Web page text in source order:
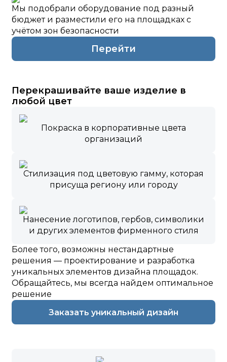
Мы подобрали оборудование под разный
бюджет и разместили его на площадках с
учётом зон безопасности
Перейти
Перекрашивайте ваше изделие в
любой цвет
Покраска в корпоративные цвета
организаций
Стилизация под цветовую гамму, которая
присуща региону или городу
Нанесение логотипов, гербов, символики
и других элементов фирменного стиля
Более того, возможны нестандартные
решения — проектирование и разработка
уникальных элементов дизайна площадок.
Обращайтесь, мы всегда найдем оптимальное
решение
Заказать уникальный дизайн